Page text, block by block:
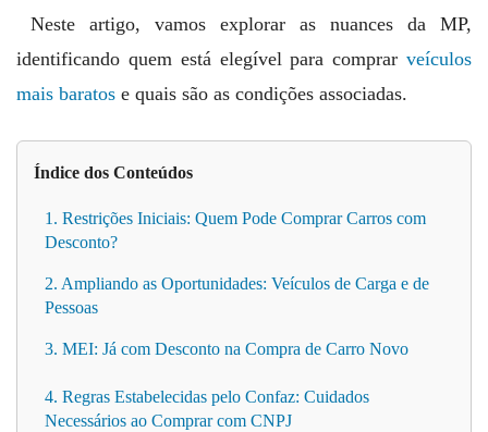
Neste artigo, vamos explorar as nuances da MP,
identificando quem está elegível para comprar veículos
mais baratos e quais são as condições associadas.
Índice dos Conteúdos
1. Restrições Iniciais: Quem Pode Comprar Carros com
Desconto?
2. Ampliando as Oportunidades: Veículos de Carga e de
Pessoas
3. MEI: Já com Desconto na Compra de Carro Novo
4. Regras Estabelecidas pelo Confaz: Cuidados
Necessários ao Comprar com CNPJ